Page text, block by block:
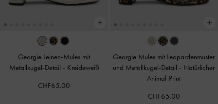
Georgie Leinen-Mules mit
Metallkugel-Detail - Kreideweiß
CHF65.00
Georgie Mules mit Leopardenmuster
und Metallkugel-Detail - Natürlicher
Animal-Print
CHF65.00